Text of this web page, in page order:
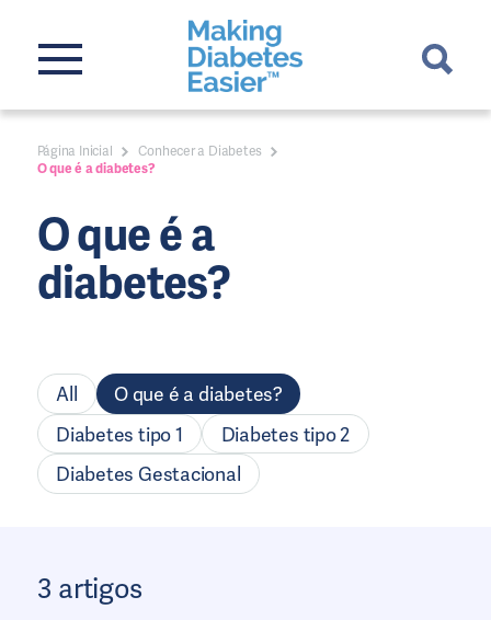
Página Inicial
Conhecer a Diabetes
O que é a diabetes?
O que é a
diabetes?
All
O que é a diabetes?
Diabetes tipo 1
Diabetes tipo 2
Diabetes Gestacional
3 artigos